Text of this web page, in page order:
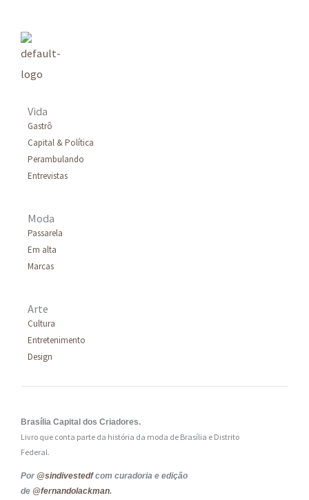
Vida
Gastrô
Capital & Política
Perambulando
Entrevistas
Moda
Passarela
Em alta
Marcas
Arte
Cultura
Entretenimento
Design
Brasília Capital dos Criadores.
Livro que conta parte da história da moda de Brasília e Distrito
Federal.
Por @sindivestedfcom curadoria e edição
de @fernandolackman.